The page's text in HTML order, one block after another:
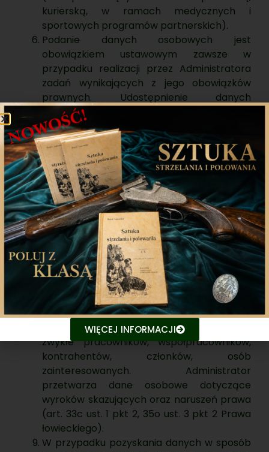
kurierską, w ramach medycznych i
sportowych programów partnerskich).
Podanie danych osobowych jest
obowiązkiem ustawowym zawsze w
przypadku realizacji przez Administratora
zadań wynikających z jego obowiązków
prawnych. Udostępnienie danych
osobowych jest dobrowolne, ale niezbędne
do podjęcia współpracy oraz realizacji
umowy. Niepodanie danych może utrudnić
lub całkowicie uniemożliwić współpracę z
Administratorem.
Gdy podstawą prawną jest zgoda, podanie
danych osobowych jest dobrowolne, ale
niepodanie danych może utrudnić lub
całkowicie uniemożliwić współpracę z
Administratorem.
Dane osobowe mogą być pozyskane
bezpośrednio od osoby, której dotyczą, jak
również pośrednio w trakcie działalności
Administratora, m.in. od organów
administracji publicznej, organów ścigania.
Administrator przetwarza dane osobowe
zwykłe pracowników, współpracowników,
kontrahentów, członków, osób
zainteresowanych. Administrator
przetwarza dane osobowe dotyczące
wyroków skazujących oraz naruszeń prawa
(art. 33c ust. 1 pkt 2, 35o ust. 3 pkt 2 Prawa
łowieckiego).
W przypadku pozyskania danych w sposób
WIĘCEJ INFORMACJI